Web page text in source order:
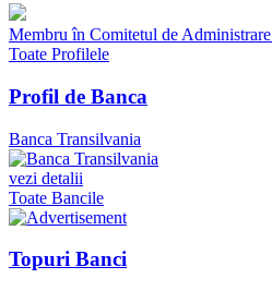
Membru în Comitetul de Administrare
Toate Profilele
Profil de Banca
Banca Transilvania
vezi detalii
Toate Bancile
Topuri Banci